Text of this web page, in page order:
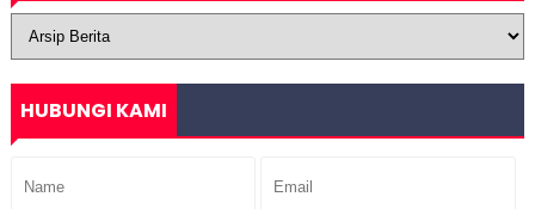
HUBUNGI KAMI